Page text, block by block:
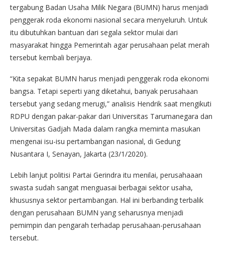
tergabung Badan Usaha Milik Negara (BUMN) harus menjadi
penggerak roda ekonomi nasional secara menyeluruh. Untuk
itu dibutuhkan bantuan dari segala sektor mulai dari
masyarakat hingga Pemerintah agar perusahaan pelat merah
tersebut kembali berjaya.
“Kita sepakat BUMN harus menjadi penggerak roda ekonomi
bangsa. Tetapi seperti yang diketahui, banyak perusahaan
tersebut yang sedang merugi,” analisis Hendrik saat mengikuti
RDPU dengan pakar-pakar dari Universitas Tarumanegara dan
Universitas Gadjah Mada dalam rangka meminta masukan
mengenai isu-isu pertambangan nasional, di Gedung
Nusantara I, Senayan, Jakarta (23/1/2020).
Lebih lanjut politisi Partai Gerindra itu menilai, perusahaaan
swasta sudah sangat menguasai berbagai sektor usaha,
khususnya sektor pertambangan. Hal ini berbanding terbalik
dengan perusahaan BUMN yang seharusnya menjadi
pemimpin dan pengarah terhadap perusahaan-perusahaan
tersebut.